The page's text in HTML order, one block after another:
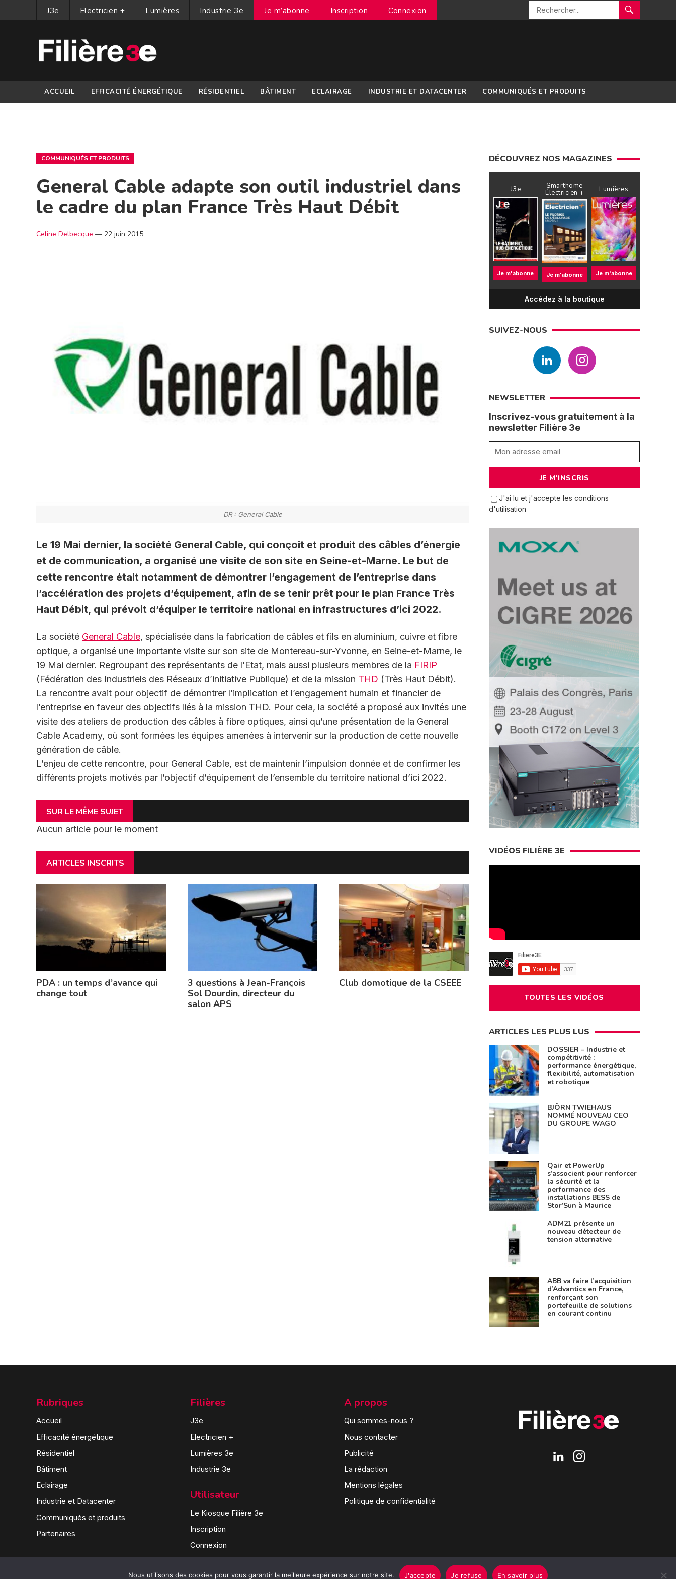
J3e Electricien + Lumières Industrie 3e Je m’abonne Inscription Connexion
ACCUEIL EFFICACITÉ ÉNERGÉTIQUE RÉSIDENTIEL BÂTIMENT ECLAIRAGE INDUSTRIE ET DATACENTER COMMUNIQUÉS ET PRODUITS
COMMUNIQUÉS ET PRODUITS
General Cable adapte son outil industriel dans
le cadre du plan France Très Haut Débit
Celine Delbecque — 22 juin 2015
DR : General Cable
Le 19 Mai dernier, la société General Cable, qui conçoit et produit des câbles d’énergie
et de communication, a organisé une visite de son site en Seine-et-Marne. Le but de
cette rencontre était notamment de démontrer l’engagement de l’entreprise dans
l’accélération des projets d’équipement, afin de se tenir prêt pour le plan France Très
Haut Débit, qui prévoit d’équiper le territoire national en infrastructures d’ici 2022.
La société General Cable, spécialisée dans la fabrication de câbles et fils en aluminium, cuivre et fibre
optique, a organisé une importante visite sur son site de Montereau-sur-Yvonne, en Seine-et-Marne, le
19 Mai dernier. Regroupant des représentants de l’Etat, mais aussi plusieurs membres de la FIRIP
(Fédération des Industriels des Réseaux d’initiative Publique) et de la mission THD (Très Haut Débit).
La rencontre avait pour objectif de démontrer l’implication et l’engagement humain et financier de
l’entreprise en faveur des objectifs liés à la mission THD. Pour cela, la société a proposé aux invités une
visite des ateliers de production des câbles à fibre optiques, ainsi qu’une présentation de la General
Cable Academy, où sont formées les équipes amenées à intervenir sur la production de cette nouvelle
génération de câble.
L’enjeu de cette rencontre, pour General Cable, est de maintenir l’impulsion donnée et de confirmer les
différents projets motivés par l’objectif d’équipement de l’ensemble du territoire national d’ici 2022.
SUR LE MÊME SUJET
Aucun article pour le moment
ARTICLES INSCRITS
PDA : un temps d’avance qui
change tout
3 questions à Jean-François
Sol Dourdin, directeur du
salon APS
Club domotique de la CSEEE
DÉCOUVREZ NOS MAGAZINES
J3e
Je m'abonne
Smarthome
Électricien +
Je m'abonne
Lumières
Je m'abonne
Accédez à la boutique
SUIVEZ-NOUS
NEWSLETTER
Inscrivez-vous gratuitement à la
newsletter Filière 3e
J'ai lu et j'accepte les conditions
d'utilisation
VIDÉOS FILIÈRE 3E
TOUTES LES VIDÉOS
ARTICLES LES PLUS LUS
DOSSIER – Industrie et
compétitivité :
performance énergétique,
flexibilité, automatisation
et robotique
BJÖRN TWIEHAUS
NOMMÉ NOUVEAU CEO
DU GROUPE WAGO
Qair et PowerUp
s’associent pour renforcer
la sécurité et la
performance des
installations BESS de
Stor’Sun à Maurice
ADM21 présente un
nouveau détecteur de
tension alternative
ABB va faire l’acquisition
d’Advantics en France,
renforçant son
portefeuille de solutions
en courant continu
Rubriques
Accueil
Efficacité énergétique
Résidentiel
Bâtiment
Eclairage
Industrie et Datacenter
Communiqués et produits
Partenaires
Filières
J3e
Electricien +
Lumières 3e
Industrie 3e
Utilisateur
Le Kiosque Filière 3e
Inscription
Connexion
A propos
Qui sommes-nous ?
Nous contacter
Publicité
La rédaction
Mentions légales
Politique de confidentialité
Nous utilisons des cookies pour vous garantir la meilleure expérience sur notre site. J'accepte Je refuse En savoir plus